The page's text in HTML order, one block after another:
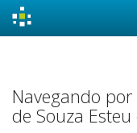
Navegando
de Souza Esteu